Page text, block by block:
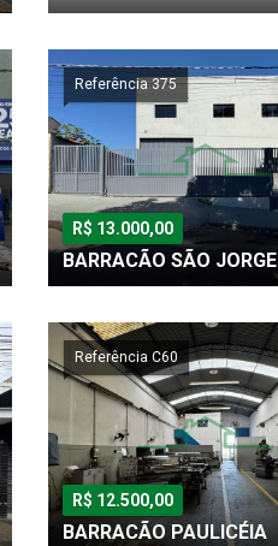
Referência 375
R$ 13.000,00
BARRACÃO SÃO JORGE
Referência C60
R$ 12.500,00
BARRACÃO PAULICÉIA